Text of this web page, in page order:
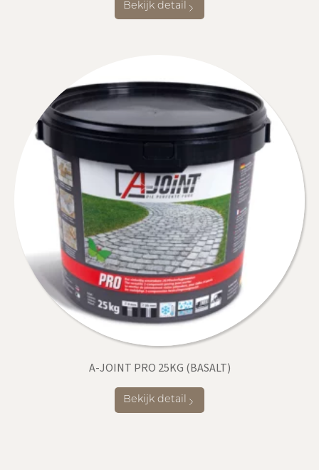
Bekijk detail
A-JOINT PRO 25KG (BASALT)
Bekijk detail